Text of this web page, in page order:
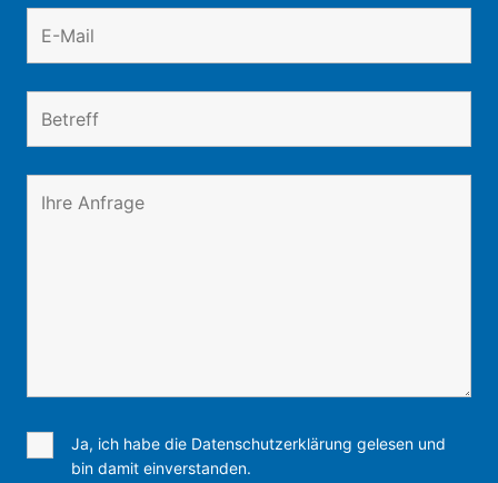
Ja, ich habe die Datenschutzerklärung gelesen und
bin damit einverstanden.